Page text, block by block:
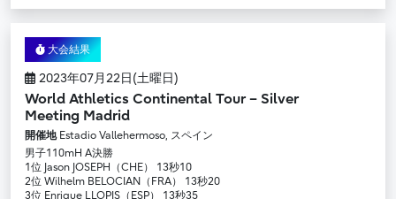
大会結果
2023年07月22日(土曜日)
World Athletics Continental Tour – Silver
Meeting Madrid
開催地Estadio Vallehermoso, スペイン
男子110mH A決勝
1位 Jason JOSEPH（CHE） 13秒10
2位 Wilhelm BELOCIAN（FRA） 13秒20
3位 Enrique LLOPIS（ESP） 13秒35